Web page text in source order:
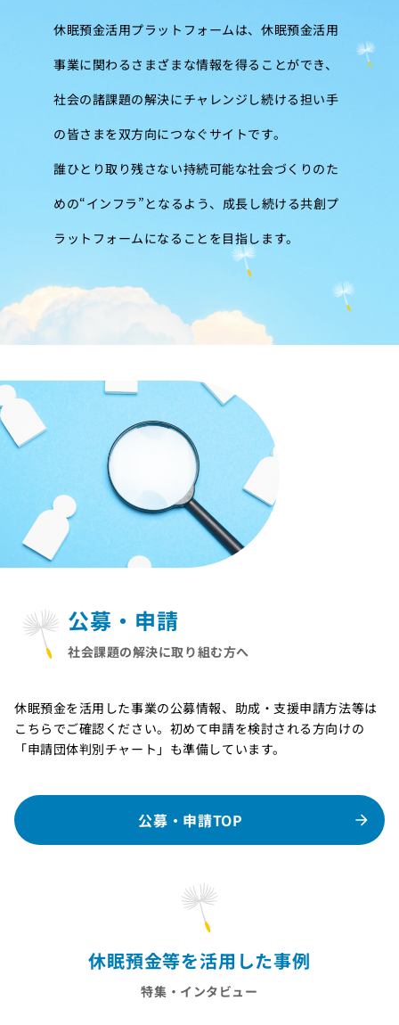
休眠預金活用プラットフォームは、休眠預金活用
事業に関わるさまざまな情報を得ることができ、
社会の諸課題の解決にチャレンジし続ける担い手
の皆さまを双方向につなぐサイトです。
誰ひとり取り残さない持続可能な社会づくりのた
めの“インフラ”となるよう、成長し続ける共創プ
ラットフォームになることを目指します。
公募・申請
社会課題の解決に取り組む方へ
休眠預金を活用した事業の公募情報、助成・支援申請方法等は
こちらでご確認ください。初めて申請を検討される方向けの
「申請団体判別チャート」も準備しています。
公募・申請TOP
休眠預金等を活用した事例
特集・インタビュー